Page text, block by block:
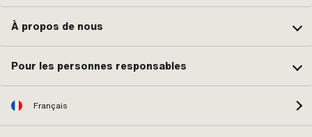
À propos de nous
Pour les personnes responsables
Français